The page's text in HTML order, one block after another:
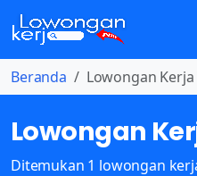
Beranda Lowongan
Lowongan
Ditemukan 1 lowongan